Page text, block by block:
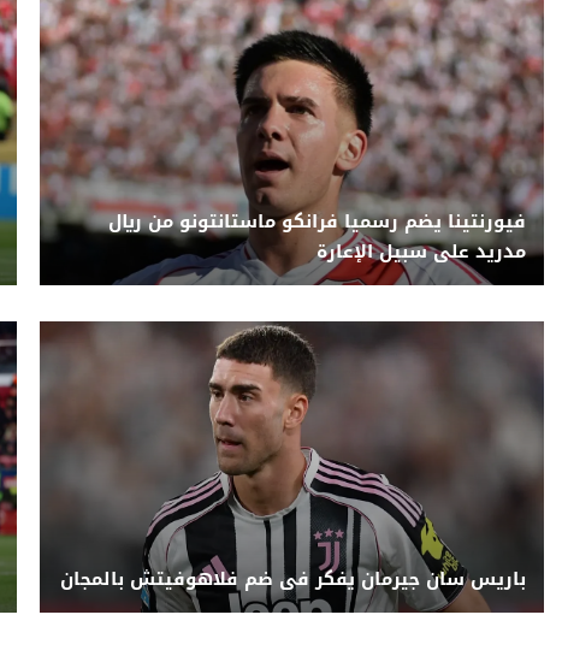
فيورنتينا يضم رسميا فرانكو ماستانتونو من ريال
مدريد على سبيل الإعارة
باريس سان جيرمان يفكر فى ضم فلاهوفيتش بالمجان